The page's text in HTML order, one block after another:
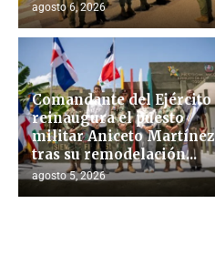
agosto 6, 2026
Comandante del Ejército
reinaugura el puesto
militar Aniceto Martínez
tras su remodelación...
agosto 5, 2026